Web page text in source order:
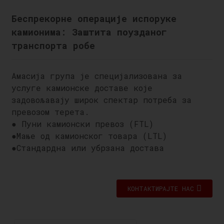
Беспрекорне операције испоруке
камионима: Заштита поузданог
транспорта робе
Амасија група је специјализована за
услуге камионске доставе које
задовољавају широк спектар потреба за
превозом терета.
● Пуни камионски превоз (FTL)
●Мање од камионског товара (LTL)
●Стандардна или убрзана достава
КОНТАКТИРАЈТЕ НАС